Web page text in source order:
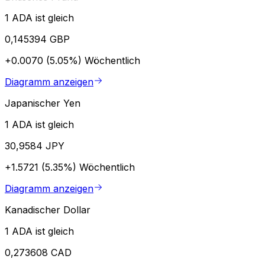
1 ADA ist gleich
0,145394 GBP
+0.0070 (5.05%) Wöchentlich
Diagramm anzeigen
Japanischer Yen
1 ADA ist gleich
30,9584 JPY
+1.5721 (5.35%) Wöchentlich
Diagramm anzeigen
Kanadischer Dollar
1 ADA ist gleich
0,273608 CAD